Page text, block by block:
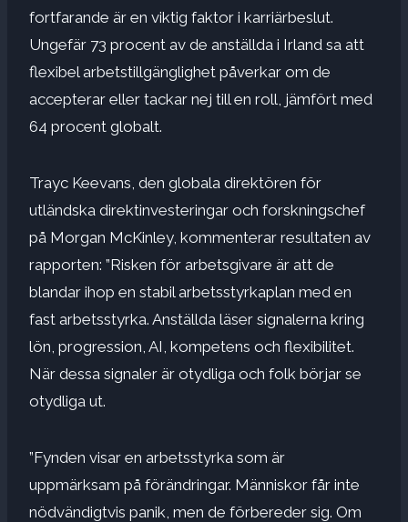
fortfarande är en viktig faktor i karriärbeslut.
Ungefär 73 procent av de anställda i Irland sa att
flexibel arbetstillgänglighet påverkar om de
accepterar eller tackar nej till en roll, jämfört med
64 procent globalt.
Trayc Keevans, den globala direktören för
utländska direktinvesteringar och forskningschef
på Morgan McKinley, kommenterar resultaten av
rapporten: ”Risken för arbetsgivare är att de
blandar ihop en stabil arbetsstyrkaplan med en
fast arbetsstyrka. Anställda läser signalerna kring
lön, progression, AI, kompetens och flexibilitet.
När dessa signaler är otydliga och folk börjar se
otydliga ut.
”Fynden visar en arbetsstyrka som är
uppmärksam på förändringar. Människor får inte
nödvändigtvis panik, men de förbereder sig. Om